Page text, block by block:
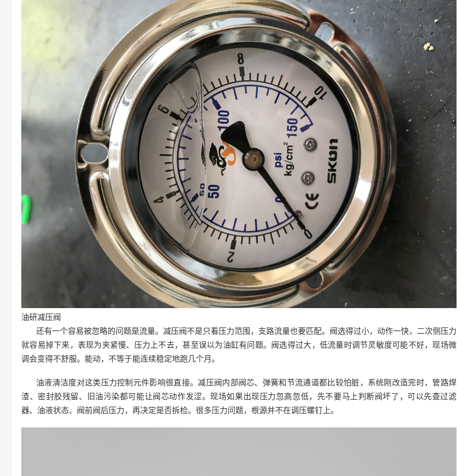
油研减压阀
还有一个容易被忽略的问题是流量。减压阀不是只看压力范围，支路流量也要匹配。阀选得过小，动作一快，二次侧压力
就容易掉下来，表现为夹紧慢、压力上不去，甚至误以为油缸有问题。阀选得过大，低流量时调节灵敏度可能不好，现场微
调会变得不舒服。能动，不等于能连续稳定地跑几个月。
油液清洁度对这类压力控制元件影响很直接。减压阀内部阀芯、弹簧和节流通道都比较怕脏，系统刚改造完时，管路焊
渣、密封胶残留、旧油污染都可能让阀芯动作发涩。现场如果出现压力忽高忽低，先不要马上判断阀坏了，可以先查过滤
器、油液状态、阀前阀后压力，再决定是否拆检。很多压力问题，根源并不在调压螺钉上。